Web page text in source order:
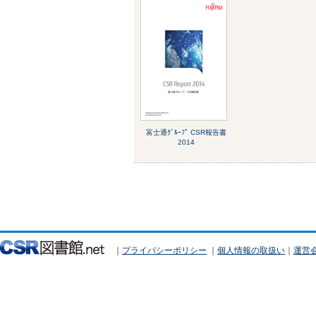
富士通ｸﾞﾙｰﾌﾟ CSR報告書
2014
｜ プライバシーポリシー ｜ 個人情報の取扱い ｜ 運営